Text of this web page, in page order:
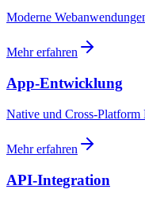
Moderne
Mehr erfahren
App-Entwicklung
Native und Cross-
Mehr erfahren
API-Integration